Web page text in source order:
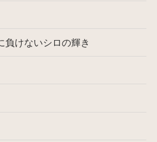
負けないシロの輝き